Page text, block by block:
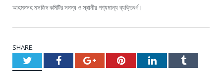
আহমদসহ মসজিদ কমিটির সদস্য ও স্থানীয় গণ্যমান্য ব্যক্তিবর্গ।
SHARE.
TwitterFacebookGoogle+PinterestLinkedInTumblr